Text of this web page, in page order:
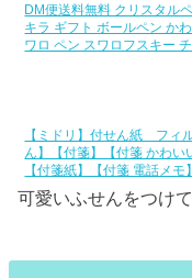
DM便送料無料 クリスタル
キラ ギフト ボールペン か
ワロ ペン スワロフスキー
【ミドリ】付せん紙 フ
ん】【付箋】【付箋 かわ
【付箋紙】【付箋 電話メモ】
可愛いふせんをつけ